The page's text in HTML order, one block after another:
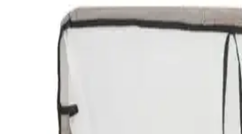
tasarımlarıyla ebeveynlerin ve
dayanıklı ve estetik seçenekler sunar.
Polly Baby Portatif Sallanır
Modellerinin Karşılaştırması
Polly Baby'nin iki popüler beşik modeli,